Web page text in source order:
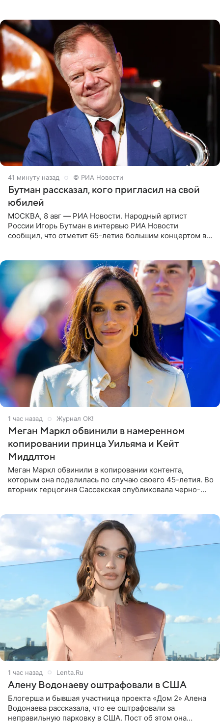
42 минуты назад © РИА Новости
Бутман рассказал, кого пригласил на свой
юбилей
МОСКВА, 8 авг — РИА Новости. Народный артист
России Игорь Бутман в интервью РИА Новости
сообщил, что отметит 65-летие большим концертом в
1 час назад Журнал OK!
Меган Маркл обвинили в намеренном
копировании принца Уильяма и Кейт
Миддлтон
Меган Маркл обвинили в копировании контента,
которым она поделилась по случаю своего 45-летия. Во
вторник герцогиня Сассекская опубликовала черно-
1 час назад Lenta.Ru
Алену Водонаеву оштрафовали в США
Блогерша и бывшая участница проекта «Дом 2» Алена
Водонаева рассказала, что ее оштрафовали за
неправильную парковку в США. Пост об этом она